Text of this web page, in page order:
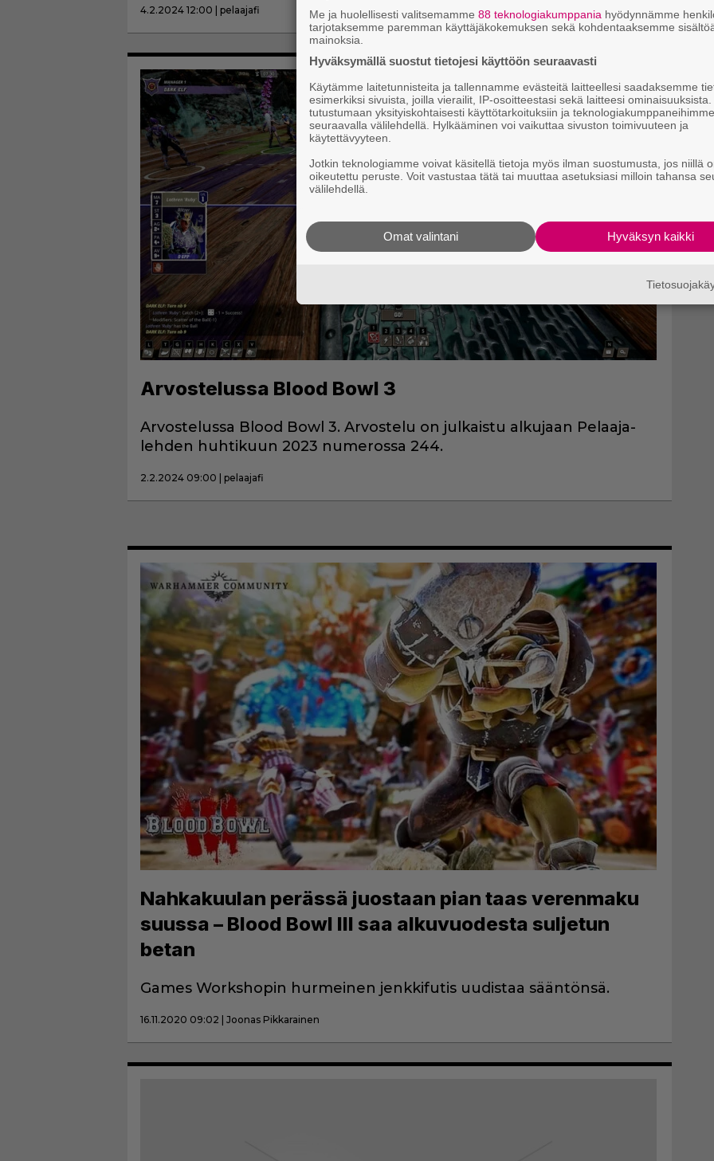
4.2.2024 12:00 | pelaajafi
Arvostelussa Blood Bowl 3
Arvostelussa Blood Bowl 3. Arvostelu on julkaistu alkujaan Pelaaja-
lehden huhtikuun 2023 numerossa 244.
2.2.2024 09:00 | pelaajafi
Nahkakuulan perässä juostaan pian taas verenmaku
suussa – Blood Bowl III saa alkuvuodesta suljetun
betan
Games Workshopin hurmeinen jenkkifutis uudistaa sääntönsä.
16.11.2020 09:02 | Joonas Pikkarainen
Me ja huolellisesti valitsemamme 88 teknologiakumppania hyödynnämme
tarjotaksemme paremman käyttäjäkokemuksen sekä kohdentaaksemme
mainoksia.
Hyväksymällä suostut tietojesi käyttöön seuraavasti
Käytämme laitetunnisteita ja tallennamme evästeitä laitteellesi saadaksemme
esimerkiksi sivuista, joilla vierailit, IP-osoitteestasi sekä laitteesi
tutustumaan yksityiskohtaisesti käyttötarkoituksiin ja teknologiakumppaneihimme
seuraavalla välilehdellä. Hylkääminen voi vaikuttaa sivuston toimivuuteen ja
käytettävyyteen.
Jotkin teknologiamme voivat käsitellä tietoja myös ilman suostumusta, jos niillä
oikeutettu peruste. Voit vastustaa tätä tai muuttaa asetuksiasi milloin tahansa
välilehdellä.
Hyväksyn kaikki
Omat valintani